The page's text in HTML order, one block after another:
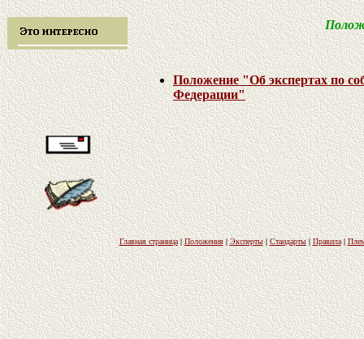
Положение"Об экспертах по
Федерации"
Главная страница|Положения|Эксперты|Стандарты|Правила|